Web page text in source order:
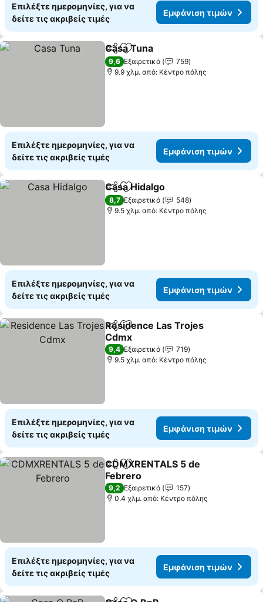
Επιλέξτε ημερομηνίες, για να
δείτε τις ακριβείς τιμές
Εμφάνιση τιμών
Κοινοποίηση
Προσθήκη στα αγαπημένα
Casa Tuna
9,6 Εξαιρετικό
759
9.9 χλμ. από: Κέντρο πόλης
Επιλέξτε ημερομηνίες, για να
δείτε τις ακριβείς τιμές
Εμφάνιση τιμών
Κοινοποίηση
Προσθήκη στα αγαπημένα
Casa Hidalgo
8,7 Εξαιρετικό
548
9.5 χλμ. από: Κέντρο πόλης
Επιλέξτε ημερομηνίες, για να
δείτε τις ακριβείς τιμές
Εμφάνιση τιμών
Κοινοποίηση
Προσθήκη στα αγαπημένα
Residence Las Trojes
Cdmx
Εμφάνιση τιμών
9,4 Εξαιρετικό
719
9.5 χλμ. από: Κέντρο πόλης
Επιλέξτε ημερομηνίες, για να
δείτε τις ακριβείς τιμές
Εμφάνιση τιμών
Κοινοποίηση
Προσθήκη στα αγαπημένα
CDMXRENTALS 5 de
Febrero
Εμφάνιση τιμών
9,2 Εξαιρετικό
157
0.4 χλμ. από: Κέντρο πόλης
Επιλέξτε ημερομηνίες, για να
δείτε τις ακριβείς τιμές
Εμφάνιση τιμών